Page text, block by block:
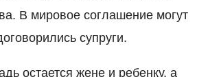
В мировое соглашение могут
супруги.
остается жене и ребенку, а